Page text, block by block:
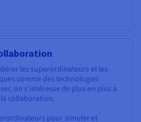
les superordinateurs et les
comme des technologies
on s’intéresse de plus en plus à
collaboration.
pour simuler et